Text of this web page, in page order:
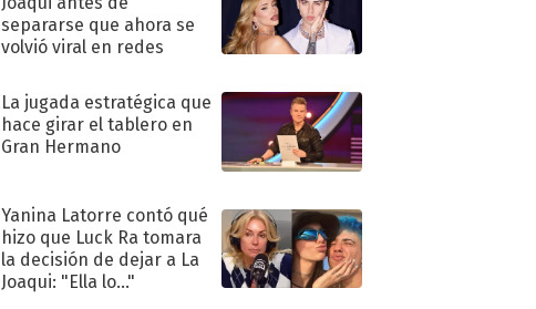
separarse que ahora se
volvió viral en redes
La jugada estratégica que
hace girar el tablero en
Gran Hermano
Yanina Latorre contó qué
hizo que Luck Ra tomara
la decisión de dejar a La
Joaqui: "Ella lo..."